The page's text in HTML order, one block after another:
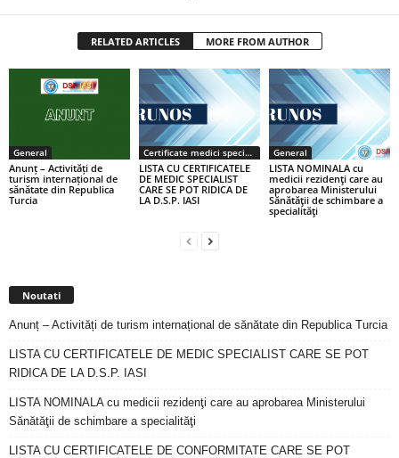
RELATED ARTICLES MORE FROM AUTHOR
General
Anunț – Activități de
turism internațional de
sănătate din Republica
Turcia
Certificate medici specialiști / primari
LISTA CU CERTIFICATELE
DE MEDIC SPECIALIST
CARE SE POT RIDICA DE
LA D.S.P. IASI
General
LISTA NOMINALA cu
medicii rezidenţi care au
aprobarea Ministerului
Sănătăţii de schimbare a
specialităţi
Noutati
Anunț – Activități de turism internațional de sănătate din Republica Turcia
LISTA CU CERTIFICATELE DE MEDIC SPECIALIST CARE SE POT
RIDICA DE LA D.S.P. IASI
LISTA NOMINALA cu medicii rezidenţi care au aprobarea Ministerului
Sănătăţii de schimbare a specialităţi
LISTA CU CERTIFICATELE DE CONFORMITATE CARE SE POT